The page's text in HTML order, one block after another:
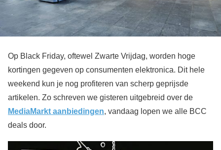
Op Black Friday, oftewel Zwarte Vrijdag, worden hoge
kortingen gegeven op consumenten elektronica. Dit hele
weekend kun je nog profiteren van scherp geprijsde
artikelen. Zo schreven we gisteren uitgebreid over de
MediaMarkt aanbiedingen, vandaag lopen we alle BCC
deals door.